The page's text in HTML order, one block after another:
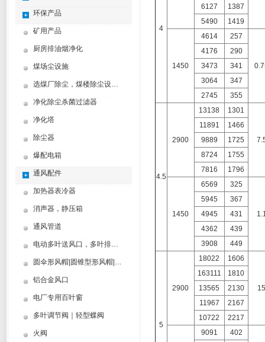
环保产品
矿用产品
厨房排油烟净化
煤场尘设施
选煤厂除尘，煤楼除尘设计制造方案
净化除尘杀菌过滤器
净化塔
除尘器
爆配电箱
通风配件
加热器表冷器
消声器，静压箱
通风管道
电动多叶送风口，多叶排烟口
圆伞形风帽|圆锥型形风帽|筒形风帽
铝合金风口
电厂专用百叶窗
多叶调节阀｜轻型蝶阀
火阀
4
6127
1387
5490
1419
1450
4614 257
4176
290
3473
341
3064
347
2745
355
4.5
2900
13138 1301
11891
1466
9889
1725
8724
1755
7816
1796
1450
6569 325
5945
367
4945
431
4362
439
3908
449
5
2900
18022 1606
15
163111
1810
13565
2130
11967
2167
10722
2217
9091 402